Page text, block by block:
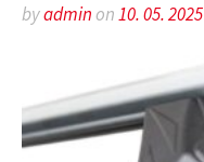
byadminon10. 05. 2025